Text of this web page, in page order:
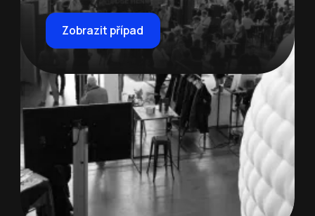
Zobrazit případ